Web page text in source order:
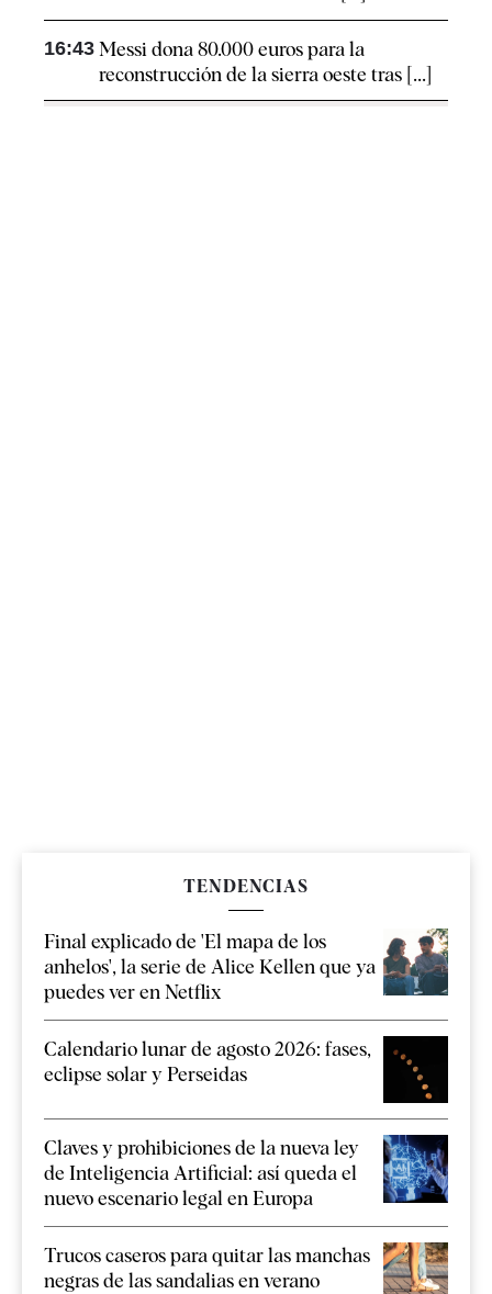
16:43 Messi dona 80.000 euros para la
reconstrucción de la sierra oeste tras [...]
TENDENCIAS
Final explicado de 'El mapa de los
anhelos', la serie de Alice Kellen que ya
puedes ver en Netflix
Calendario lunar de agosto 2026: fases,
eclipse solar y Perseidas
Claves y prohibiciones de la nueva ley
de Inteligencia Artificial: así queda el
nuevo escenario legal en Europa
Trucos caseros para quitar las manchas
negras de las sandalias en verano